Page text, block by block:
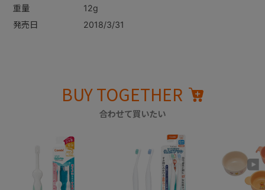
重量
12g
発売日
2018/3/31
BUY TOGETHER
合わせて買いたい